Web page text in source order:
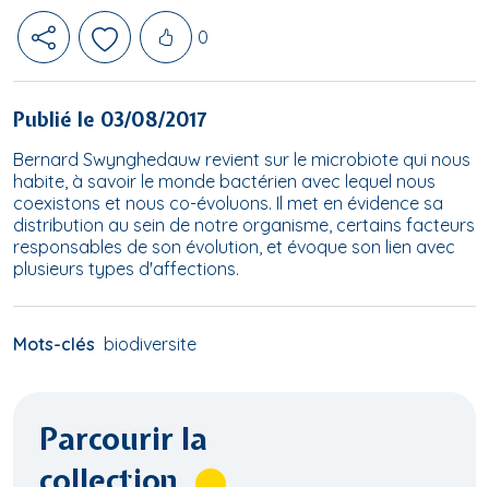
Likes
0
Publié le 03/08/2017
Bernard Swynghedauw revient sur le microbiote qui nous
habite, à savoir le monde bactérien avec lequel nous
coexistons et nous co-évoluons. Il met en évidence sa
distribution au sein de notre organisme, certains facteurs
responsables de son évolution, et évoque son lien avec
plusieurs types d'affections.
Mots-clés biodiversite
Parcourir la